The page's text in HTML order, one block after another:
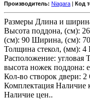
Производитель: Niagara Код
Размеры Длина и
Высота поддона, (см):
(см): 90 Ширина, (см):
Толщина стекол, (мм): 4
Расположение: угловая
высота ножек поддона:
Кол-во створок двери:
Комплектация Наличие
Наличие цен..